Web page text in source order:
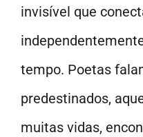
invisível que
tempo. Poetas
predestinados,
muitas vidas,